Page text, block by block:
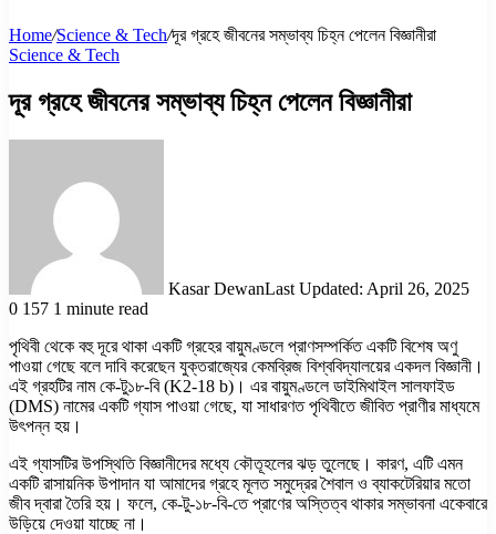
Home/Science & Tech/দূর গ্রহে জীবনের সম্ভাব্য চিহ্ন পেলেন বিজ্ঞানীরা
Science & Tech
দূর গ্রহে জীবনের সম্ভাব্য চিহ্ন পেলেন বিজ্ঞানীরা
Kasar DewanLast Updated: April 26, 2025
0 157 1 minute read
পৃথিবী থেকে বহু দূরে থাকা একটি গ্রহের বায়ুমণ্ডলে প্রাণসম্পর্কিত একটি বিশেষ অণু
পাওয়া গেছে বলে দাবি করেছেন যুক্তরাজ্যের কেমব্রিজ বিশ্ববিদ্যালয়ের একদল বিজ্ঞানী।
এই গ্রহটির নাম কে-টু১৮-বি (K2-18 b)। এর বায়ুমণ্ডলে ডাইমিথাইল সালফাইড
(DMS) নামের একটি গ্যাস পাওয়া গেছে, যা সাধারণত পৃথিবীতে জীবিত প্রাণীর মাধ্যমে
উৎপন্ন হয়।
এই গ্যাসটির উপস্থিতি বিজ্ঞানীদের মধ্যে কৌতূহলের ঝড় তুলেছে। কারণ, এটি এমন
একটি রাসায়নিক উপাদান যা আমাদের গ্রহে মূলত সমুদ্রের শৈবাল ও ব্যাকটেরিয়ার মতো
জীব দ্বারা তৈরি হয়। ফলে, কে-টু-১৮-বি-তে প্রাণের অস্তিত্ব থাকার সম্ভাবনা একেবারে
উড়িয়ে দেওয়া যাচ্ছে না।